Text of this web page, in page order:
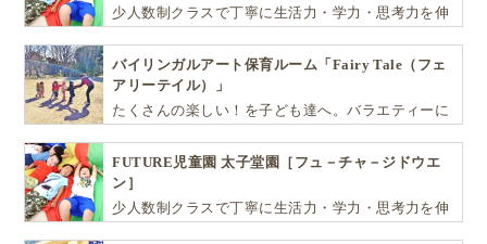
少人数制クラスで丁寧に生活力・学力・思考力を伸
バイリンガルアート保育ルーム「Fairy Tale（フェ
アリーテイル）」
たくさんの楽しい！を子ども達へ。バラエティーに
『生きる力』を育てます。
FUTURE児童園 太子堂園［フュ－チャ－ジドウエ
ン］
少人数制クラスで丁寧に生活力・学力・思考力を伸